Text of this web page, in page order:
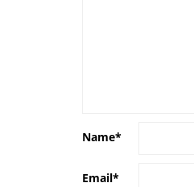
Name*
Email*